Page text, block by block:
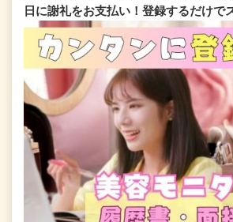
日に謝礼をお支払い！登録するだけで